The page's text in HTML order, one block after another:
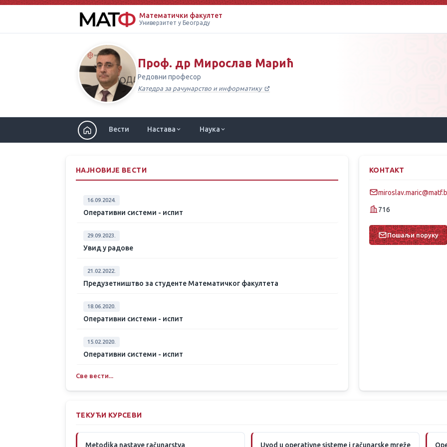
Математички факултет
Универзитет у Београду
Проф. др Мирослав Марић
Редовни професор
Катедра за рачунарство и информатику
Вести Настава Наука
НАЈНОВИЈЕ ВЕСТИ
16.09.2024.
Оперативни системи - испит
29.09.2023.
Увид у радове
21.02.2022.
Предузетништво за студенте Математичког факултета
18.06.2020.
Оперативни системи - испит
15.02.2020.
Оперативни системи - испит
Све вести...
КОНТАКТ
716
Пошаљи поруку
ТЕКУЋИ КУРСЕВИ
Metodika nastave računarstva Uvod u operativne sisteme i računarske mreže